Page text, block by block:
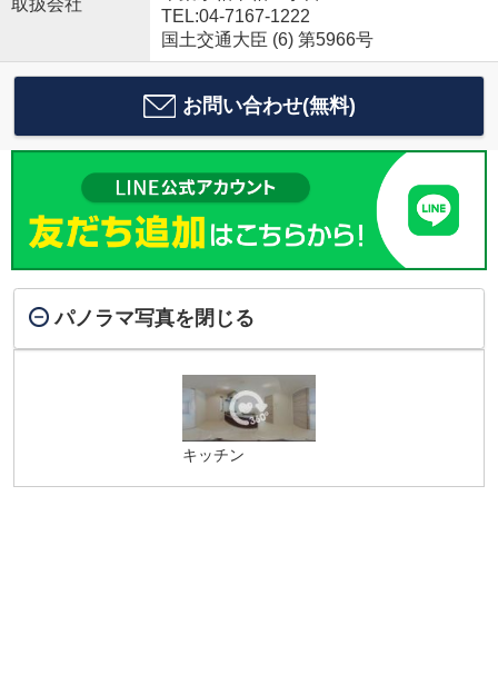
TEL:04-7167-1222
国土交通大臣 (6) 第5966号
お問い合わせ(無料)
パノラマ写真を閉じる
キッチン